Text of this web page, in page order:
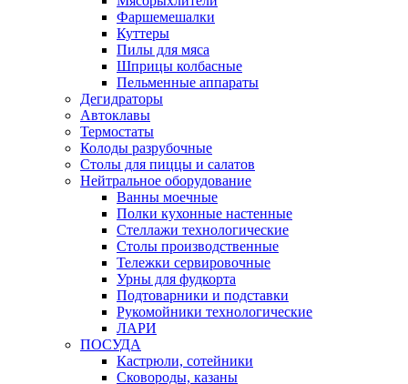
Фаршемешалки
Куттеры
Пилы для мяса
Шприцы колбасные
Пельменные аппараты
Дегидраторы
Автоклавы
Термостаты
Колоды разрубочные
Столы для пиццы и салатов
Нейтральное оборудование
Ванны моечные
Полки кухонные настенные
Стеллажи технологические
Столы производственные
Тележки сервировочные
Урны для фудкорта
Подтоварники и подставки
Рукомойники технологические
ЛАРИ
ПОСУДА
Кастрюли, сотейники
Сковороды, казаны